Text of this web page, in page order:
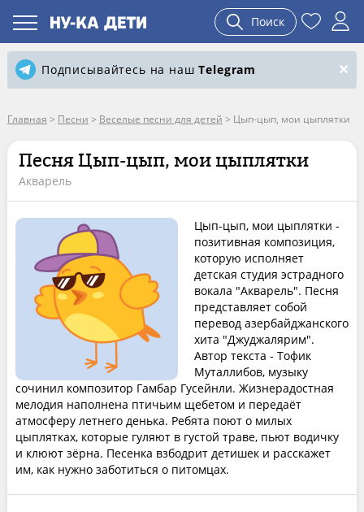
Поиск
Подписывайтесь на нашTelegram
Главная > Песни > Веселые песни для детей > Цып-цып, мои цыплятки
Песня Цып-цып, мои цыплятки
Акварель
Цып-цып, мои цыплятки -
позитивная композиция,
которую исполняет
детская студия эстрадного
вокала "Акварель". Песня
представляет собой
перевод азербайджанского
хита "Джуджалярим".
Автор текста - Тофик
Муталлибов, музыку
сочинил композитор Гамбар Гусейнли. Жизнерадостная
мелодия наполнена птичьим щебетом и передаёт
атмосферу летнего денька. Ребята поют о милых
цыплятках, которые гуляют в густой траве, пьют водичку
и клюют зёрна. Песенка взбодрит детишек и расскажет
им, как нужно заботиться о питомцах.